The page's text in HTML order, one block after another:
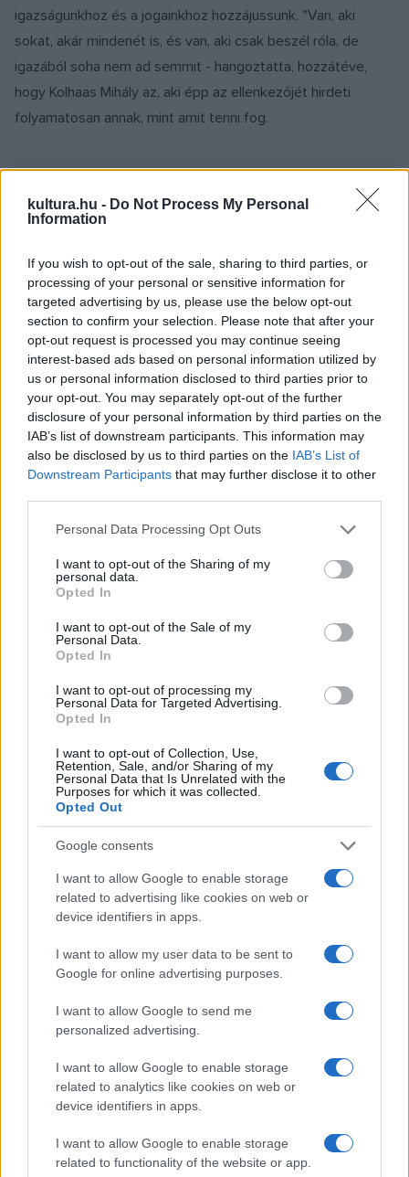
kultura.hu - Do Not Process My Personal
Information
If you wish to opt-out of the sale, sharing to third parties, or
processing of your personal or sensitive information for
targeted advertising by us, please use the below opt-out
section to confirm your selection. Please note that after your
opt-out request is processed you may continue seeing
interest-based ads based on personal information utilized by
us or personal information disclosed to third parties prior to
your opt-out. You may separately opt-out of the further
disclosure of your personal information by third parties on the
IAB’s list of downstream participants. This information may
also be disclosed by us to third parties on the IAB’s List of
Downstream Participants that may further disclose it to other
Please note that this website/app uses one or more Google
not limited to your visit or usage behaviour. You may click to
grant or deny consent to Google and its third-party tags to
use your data for below specified purposes in below Google
consent section.
Personal Data Processing Opt Outs
I want to opt-out of the Sharing of my
personal data.
Opted In
I want to opt-out of the Sale of my
Personal Data.
Opted In
I want to opt-out of processing my
Personal Data for Targeted Advertising.
Opted In
I want to opt-out of Collection, Use,
Retention, Sale, and/or Sharing of my
Personal Data that Is Unrelated with the
Purposes for which it was collected.
Opted Out
Google consents
I want to allow Google to enable storage
related to advertising like cookies on web or
device identifiers in apps.
I want to allow my user data to be sent to
Google for online advertising purposes.
I want to allow Google to send me
personalized advertising.
I want to allow Google to enable storage
related to analytics like cookies on web or
device identifiers in apps.
I want to allow Google to enable storage
related to functionality of the website or app.
igazságunkhoz és a jogainkhoz hozzájussunk. "Van, aki
sokat, akár mindenét is, és van, aki csak beszél róla, de
igazából soha nem ad semmit - hangoztatta, hozzátéve,
hogy Kolhaas Mihály az, aki épp az ellenkezőjét hirdeti
folyamatosan annak, mint amit tenni fog.
nézve nem tűnik föl, hogy a drámairodalom egyik
legnehezebb szerepe a főhősé. Ez most derül ki, amikor az
ember színpadra állítja a darabot. A mű első része komoly,
kemény filozófiai összecsapás, a darab folyamatosan alakul
át akció-krimivé. Az első felvonás szövege nagyon sűrű,
nehéz volt értelmezni - fűzte hozzá a rendező.
Kolhaas Mihály története a német törpeállamok kialakulása, a
hercegségek, fejedelemségek, önálló zárt tartományok
idején játszódik. Kolhaas lovakkal kereskedik - becsületes
munkával keresi pénzét - lovait szállítja a megrendelőhöz
vagy viszi őket a vásárra. Az egyik határon a váratlanul
fönnálló rend birtokosaival, és jogtalan intézkedéseik
kapcsán megismeri az önkényt és a kiszolgáltatottságot.
Igazáért magányos keresztes háborút folytat. Habár ebben
a küzdelemben elveszíti vagyonát és szeretteit, jottányit
lassanként a hitét - olvasható a darab ismertetőjében.
Kérdésre válaszolva Znamenák István beszélt arról is, hogy
az "Itt állok, mást nem tehetek" mondata, ugyanúgy igaz - a
címszereplőjére - Szent Johannára, mint az e drámában
szereplő Luther Mártonra és Kolhaas Mihályra. Bár egyáltalán
nem ugyanarról szól a két mű. Johanna története a hit és a
politika ütközéséről szól. Itt az igazságtalanságról, és arról a
hatalom, amit csak akar. De ha fellázadunk, és érvényt
következményekkel jár. Az ember elveszíti a családját,
mindenét. A saját lelkét, a hitét is. "Johanna nem veszíti el a
hanem az istenben való hitét is elveszíti" - mondta.